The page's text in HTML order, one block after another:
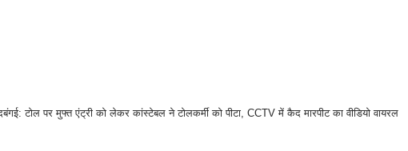
टोल पर मुफ्त एंट्री को लेकर कांस्टेबल ने टोलकर्मी को पीटा, CCTV में कैद मारपीट का वीडियो वायरल